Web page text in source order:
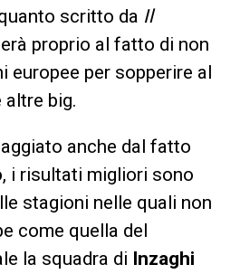
scritto da Il
proprio al fatto di non
europee per sopperire al
big.
anche dal fatto
, i risultati migliori sono
stagioni nelle quali non
come quella del
la squadra di Inzaghi